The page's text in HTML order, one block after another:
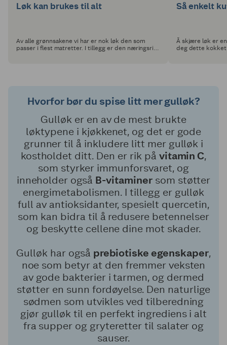
Løk kan brukes til alt
Av alle grønnsakene vi har er nok løk den som
passer i flest matretter. I tillegg er den næringsrik
Så enkelt
Å skjære løk er
deg dette
Hvorfor bør du spise litt mer gulløk?
Gulløk er en av de mest brukte
løktypene i kjøkkenet, og det er gode
grunner til å inkludere litt mer gulløk i
kostholdet ditt. Den er rik på vitamin C,
som styrker immunforsvaret, og
inneholder også B-vitaminersom støtter
energimetabolismen. I tillegg er gulløk
full av antioksidanter, spesielt quercetin,
som kan bidra til å redusere betennelser
og beskytte cellene dine mot skader.
Gulløk har også prebiotiske egenskaper,
noe som betyr at den fremmer veksten
av gode bakterier i tarmen, og dermed
støtter en sunn fordøyelse. Den naturlige
sødmen som utvikles ved tilberedning
gjør gulløk til en perfekt ingrediens i alt
fra supper og gryteretter til salater og
sauser.